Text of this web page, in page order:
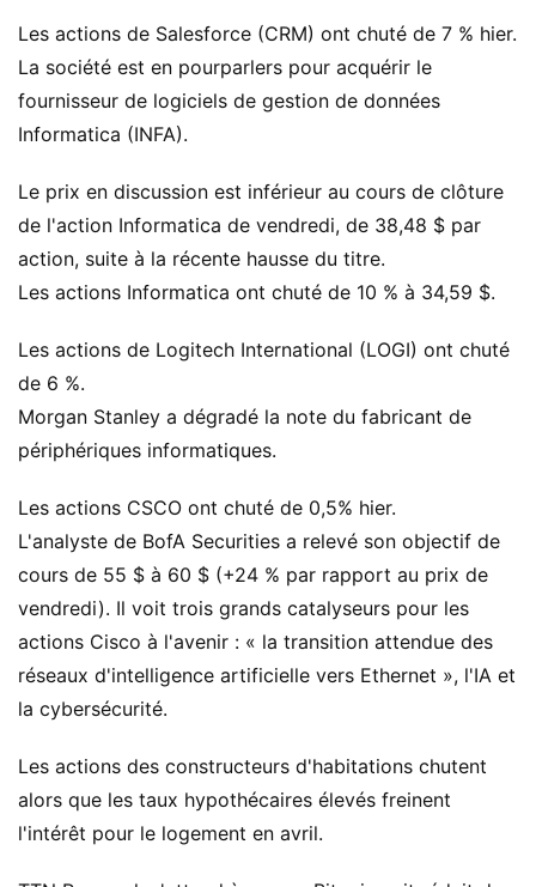
Les actions de Salesforce (CRM) ont chuté de 7 % hier.
La société est en pourparlers pour acquérir le
fournisseur de logiciels de gestion de données
Informatica (INFA).
Le prix en discussion est inférieur au cours de clôture
de l'action Informatica de vendredi, de 38,48 $ par
action, suite à la récente hausse du titre.
Les actions Informatica ont chuté de 10 % à 34,59 $.
Les actions de Logitech International (LOGI) ont chuté
de 6 %.
Morgan Stanley a dégradé la note du fabricant de
périphériques informatiques.
Les actions CSCO ont chuté de 0,5% hier.
L'analyste de BofA Securities a relevé son objectif de
cours de 55 $ à 60 $ (+24 % par rapport au prix de
vendredi). Il voit trois grands catalyseurs pour les
actions Cisco à l'avenir : « la transition attendue des
réseaux d'intelligence artificielle vers Ethernet », l'IA et
la cybersécurité.
Les actions des constructeurs d'habitations chutent
alors que les taux hypothécaires élevés freinent
l'intérêt pour le logement en avril.